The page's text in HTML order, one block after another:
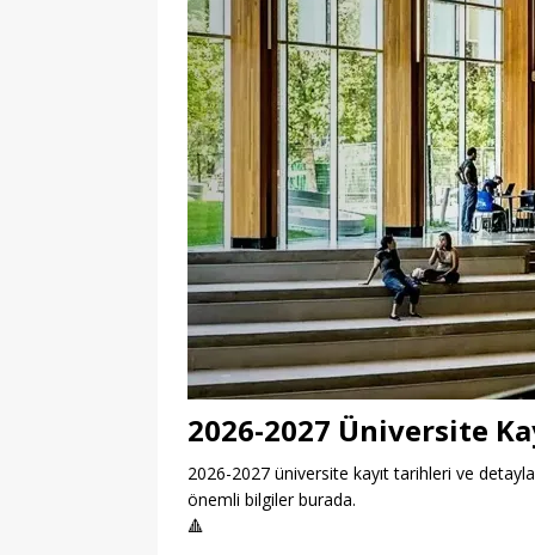
2026-2027 Üniversite
2026-2027 üniversite kayıt tarihleri ve
önemli bilgiler burada.
🔺